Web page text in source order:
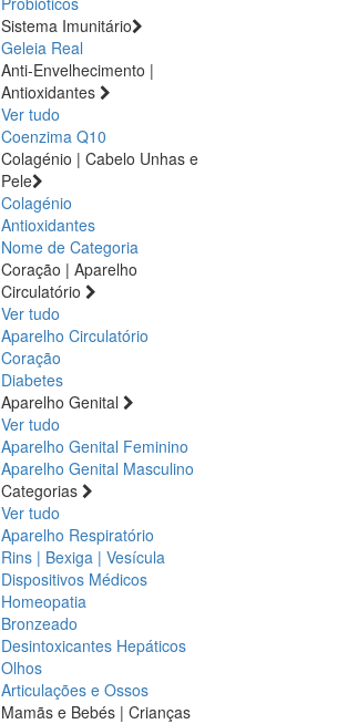
Sistema Imunitário
Geleia Real
Anti-Envelhecimento |
Antioxidantes
Ver tudo
Coenzima Q10
Colagénio | Cabelo Unhas e
Pele
Colagénio
Antioxidantes
Nome de Categoria
Coração | Aparelho
Circulatório
Ver tudo
Aparelho Circulatório
Coração
Diabetes
Aparelho Genital
Ver tudo
Aparelho Genital Feminino
Aparelho Genital Masculino
Categorias
Ver tudo
Aparelho Respiratório
Rins | Bexiga | Vesícula
Dispositivos Médicos
Homeopatia
Bronzeado
Desintoxicantes Hepáticos
Olhos
Articulações e Ossos
Mamãs e Bebés | Crianças